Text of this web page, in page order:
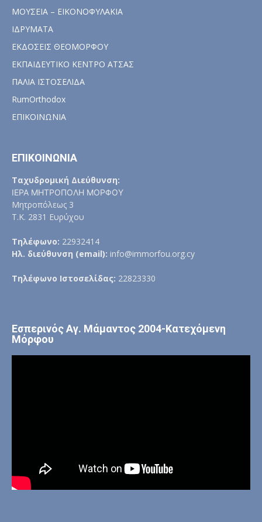
ΜΟΥΣΕΙΑ – ΕΙΚΟΝΟΦΥΛΑΚΙΑ
ΙΔΡΥΜΑΤΑ
ΕΚΔΟΣΕΙΣ ΘΕΟΜΟΡΦΟΥ
ΕΚΠΑΙΔΕΥΤΙΚΟ ΚΕΝΤΡΟ ΑΤΣΑΣ
ΠΑΛΙΑ ΙΣΤΟΣΕΛΙΔΑ
RumOrthodox
ΕΠΙΚΟΙΝΩΝΙΑ
ΕΠΙΚΟΙΝΩΝΙΑ
Ταχυδρομική Διεύθυνση:
ΙΕΡΑ ΜΗΤΡΟΠΟΛΗ ΜΟΡΦΟΥ
Μητροπόλεως 3
Τ.Κ. 2831 Ευρύχου
Τηλέφωνο: 22932414
Ηλ. διεύθυνση (email): info@immorfou.org.cy
Τηλέφωνο Ιστοσελίδας: 22823330
Εσπερινός Αγ. Μάμαντος 2004-Κατεχόμενη
Μόρφου